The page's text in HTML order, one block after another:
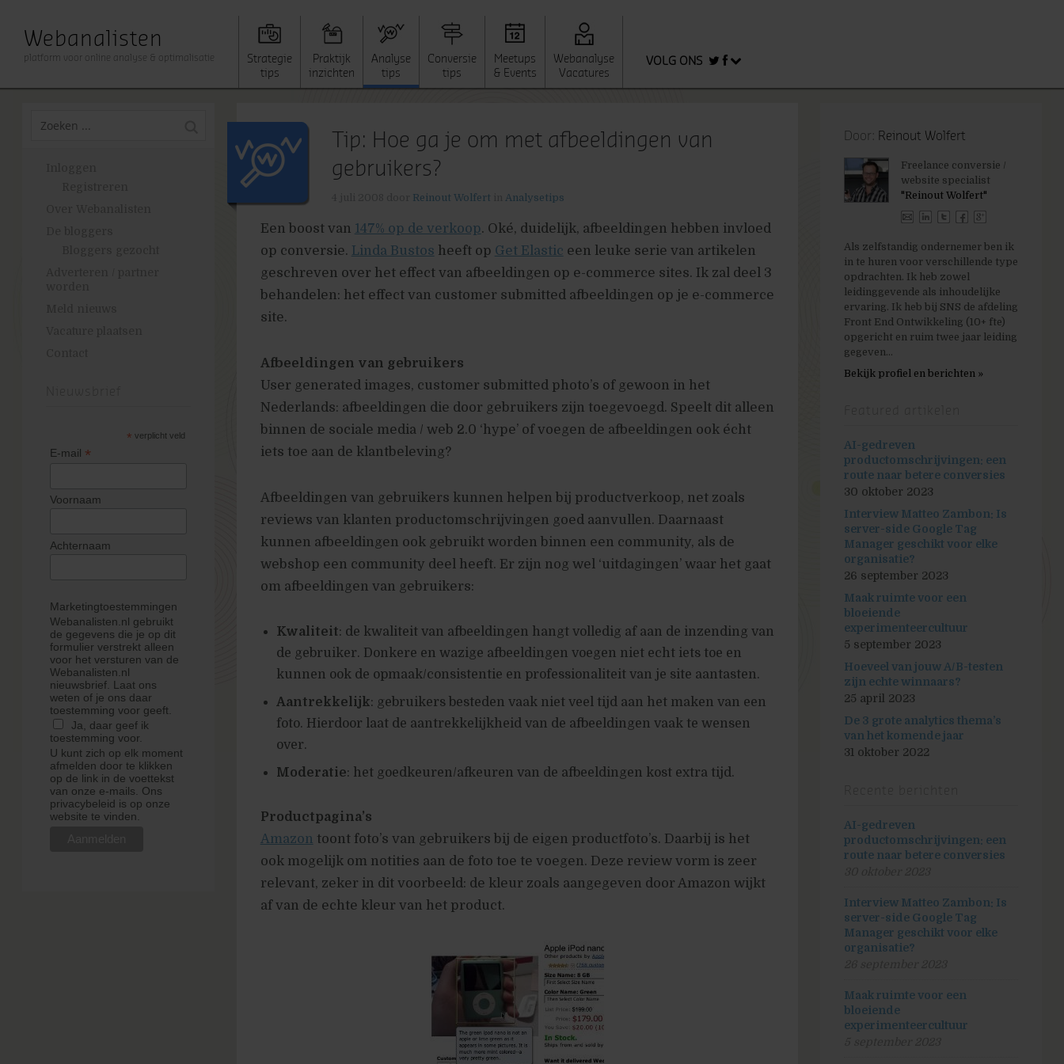
Webanalisten
platform voor online analyse & optimalisatie
Strategie
tips
Praktijk
inzichten
Analyse
tips
Conversie
tips
Meetups
& Events
Webanalyse
Vacatures
VOLG ONS
* verplicht veld
E-mail *
Voornaam
Achternaam
Marketingtoestemmingen
Webanalisten.nl gebruikt
de gegevens die je op dit
formulier verstrekt alleen
voor het versturen van de
Webanalisten.nl
nieuwsbrief. Laat ons
weten of je ons daar
toestemming voor geeft.
Ja, daar geef ik
toestemming voor.
U kunt zich op elk moment
afmelden door te klikken
op de link in de voettekst
van onze e-mails. Ons
privacybeleid is op onze
website te vinden.
Tip: Hoe ga je om met afbeeldingen van
gebruikers?
Reinout Wolfert Analysetips
Een boost van 147% op de verkoop. Oké, duidelijk, afbeeldingen hebben invloed
op conversie. Linda Bustos heeft op Get Elastic een leuke serie van artikelen
geschreven over het effect van afbeeldingen op e-commerce sites. Ik zal deel 3
behandelen: het effect van customer submitted afbeeldingen op je e-commerce
site.
Afbeeldingen van gebruikers
User generated images, customer submitted photo’s of gewoon in het
Nederlands: afbeeldingen die door gebruikers zijn toegevoegd. Speelt dit alleen
binnen de sociale media / web 2.0 ‘hype’ of voegen de afbeeldingen ook écht
iets toe aan de klantbeleving?
Afbeeldingen van gebruikers kunnen helpen bij productverkoop, net zoals
reviews van klanten productomschrijvingen goed aanvullen. Daarnaast
kunnen afbeeldingen ook gebruikt worden binnen een community, als de
webshop een community deel heeft. Er zijn nog wel ‘uitdagingen’ waar het gaat
om afbeeldingen van gebruikers:
Kwaliteit: de kwaliteit van afbeeldingen hangt volledig af aan de inzending van
de gebruiker. Donkere en wazige afbeeldingen voegen niet echt iets toe en
kunnen ook de opmaak/consistentie en professionaliteit van je site aantasten.
Aantrekkelijk: gebruikers besteden vaak niet veel tijd aan het maken van een
foto. Hierdoor laat de aantrekkelijkheid van de afbeeldingen vaak te wensen
over.
Moderatie: het goedkeuren/afkeuren van de afbeeldingen kost extra tijd.
Productpagina’s
Amazon toont foto’s van gebruikers bij de eigen productfoto’s. Daarbij is het
ook mogelijk om notities aan de foto toe te voegen. Deze review vorm is zeer
relevant, zeker in dit voorbeeld: de kleur zoals aangegeven door Amazon wijkt
af van de echte kleur van het product.
Door: Reinout Wolfert
Freelance conversie /
website specialist
"Reinout Wolfert"
Als zelfstandig ondernemer ben ik
in te huren voor verschillende type
opdrachten. Ik heb zowel
leidinggevende als inhoudelijke
ervaring. Ik heb bij SNS de afdeling
Front End Ontwikkeling (10+ fte)
opgericht en ruim twee jaar leiding
gegeven...
Bekijk profiel en berichten »
AI-gedreven
productomschrijvingen: een
route naar betere conversies
30 oktober 2023
Interview Matteo Zambon: Is
server-side Google Tag
Manager geschikt voor elke
organisatie?
26 september 2023
Maak ruimte voor een
bloeiende
experimenteercultuur
5 september 2023
Hoeveel van jouw A/B-testen
zijn echte winnaars?
25 april 2023
De 3 grote analytics thema’s
van het komende jaar
31 oktober 2022
AI-gedreven
productomschrijvingen: een
route naar betere conversies
Interview Matteo Zambon: Is
server-side Google Tag
Manager geschikt voor elke
organisatie?
Maak ruimte voor een
bloeiende
experimenteercultuur